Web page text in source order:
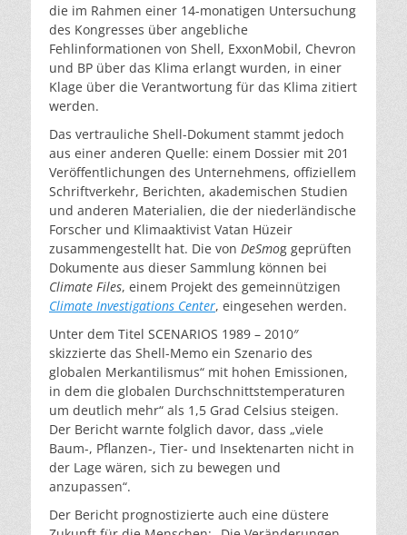
die im Rahmen einer 14-monatigen Untersuchung
des Kongresses über angebliche
Fehlinformationen von Shell, ExxonMobil, Chevron
und BP über das Klima erlangt wurden, in einer
Klage über die Verantwortung für das Klima zitiert
werden.
Das vertrauliche Shell-Dokument stammt jedoch
aus einer anderen Quelle: einem Dossier mit 201
Veröffentlichungen des Unternehmens, offiziellem
Schriftverkehr, Berichten, akademischen Studien
und anderen Materialien, die der niederländische
Forscher und Klimaaktivist Vatan Hüzeir
zusammengestellt hat. Die von DeSmog geprüften
Dokumente aus dieser Sammlung können bei
Climate Files, einem Projekt des gemeinnützigen
Climate Investigations Center, eingesehen werden.
Unter dem Titel SCENARIOS 1989 – 2010″
skizzierte das Shell-Memo ein Szenario des
globalen Merkantilismus“ mit hohen Emissionen,
in dem die globalen Durchschnittstemperaturen
um deutlich mehr“ als 1,5 Grad Celsius steigen.
Der Bericht warnte folglich davor, dass „viele
Baum-, Pflanzen-, Tier- und Insektenarten nicht in
der Lage wären, sich zu bewegen und
anzupassen“.
Der Bericht prognostizierte auch eine düstere